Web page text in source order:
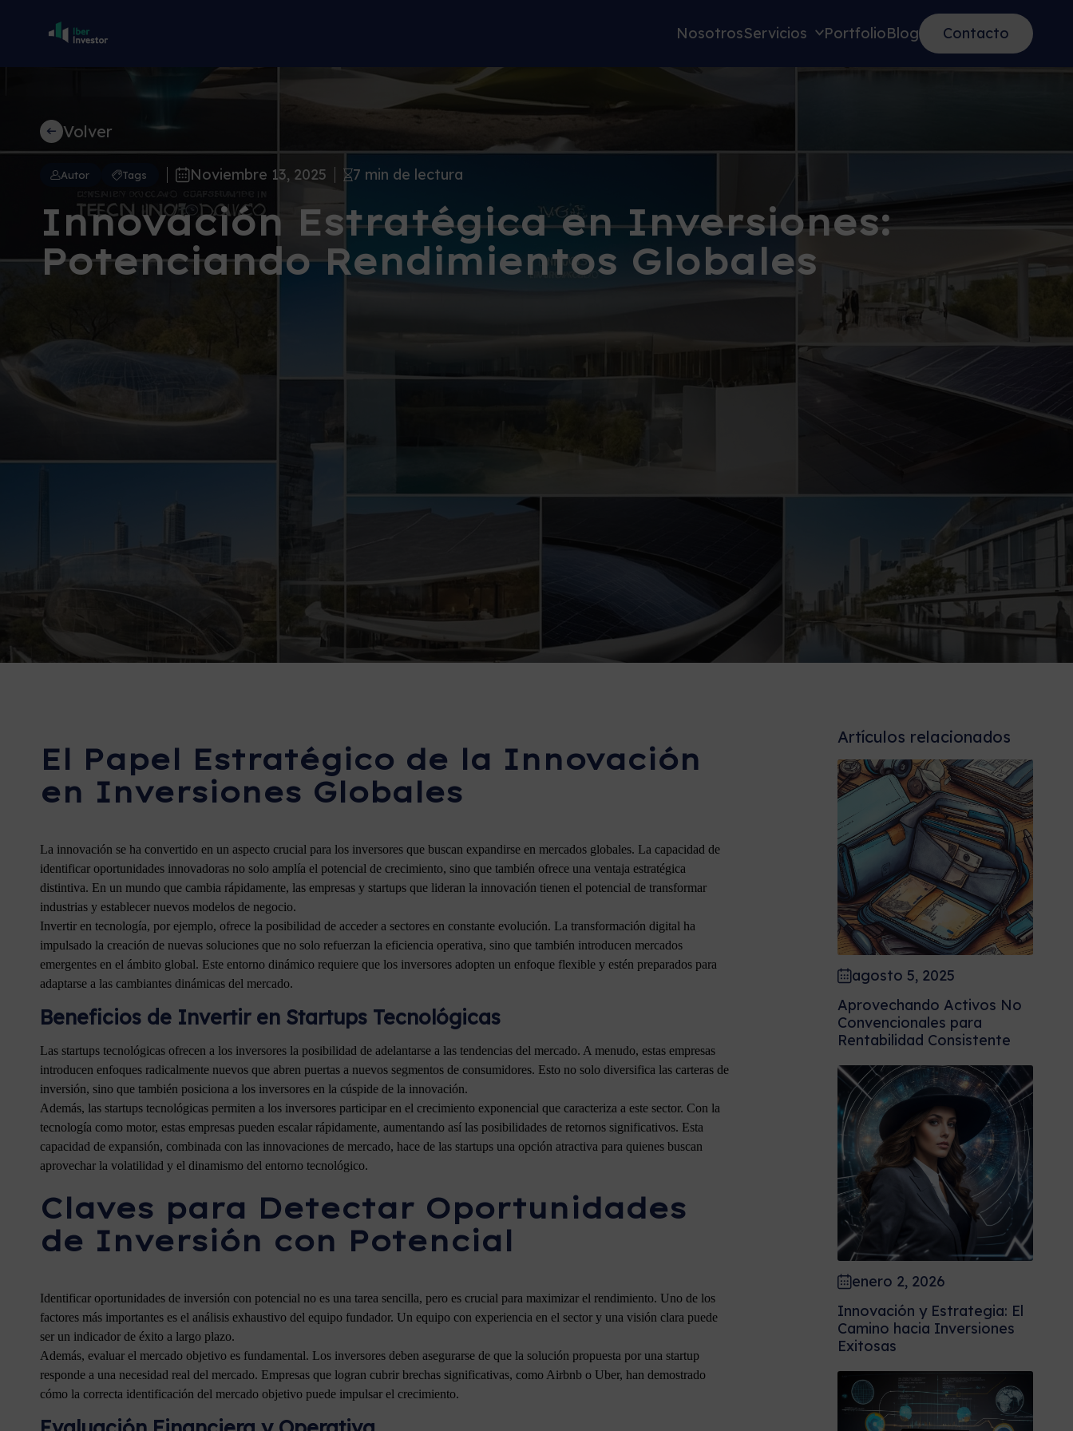
NosotrosServicios PortfolioBlog Contacto
Volver
Autor Tags Noviembre 13, 2025 7 min de lectura
Innovación Estratégica en Inversiones:
Potenciando Rendimientos Globales
El Papel Estratégico de la Innovación
en Inversiones Globales
La innovación se ha convertido en un aspecto crucial para los inversores que buscan expandirse en mercados globales. La capacidad de
identificar oportunidades innovadoras no solo amplía el potencial de crecimiento, sino que también ofrece una ventaja estratégica
distintiva. En un mundo que cambia rápidamente, las empresas y startups que lideran la innovación tienen el potencial de transformar
industrias y establecer nuevos modelos de negocio.
Invertir en tecnología, por ejemplo, ofrece la posibilidad de acceder a sectores en constante evolución. La transformación digital ha
impulsado la creación de nuevas soluciones que no solo refuerzan la eficiencia operativa, sino que también introducen mercados
emergentes en el ámbito global. Este entorno dinámico requiere que los inversores adopten un enfoque flexible y estén preparados para
adaptarse a las cambiantes dinámicas del mercado.
Beneficios de Invertir en Startups Tecnológicas
Las startups tecnológicas ofrecen a los inversores la posibilidad de adelantarse a las tendencias del mercado. A menudo, estas empresas
introducen enfoques radicalmente nuevos que abren puertas a nuevos segmentos de consumidores. Esto no solo diversifica las carteras de
inversión, sino que también posiciona a los inversores en la cúspide de la innovación.
Además, las startups tecnológicas permiten a los inversores participar en el crecimiento exponencial que caracteriza a este sector. Con la
tecnología como motor, estas empresas pueden escalar rápidamente, aumentando así las posibilidades de retornos significativos. Esta
capacidad de expansión, combinada con las innovaciones de mercado, hace de las startups una opción atractiva para quienes buscan
aprovechar la volatilidad y el dinamismo del entorno tecnológico.
Claves para Detectar Oportunidades
de Inversión con Potencial
Identificar oportunidades de inversión con potencial no es una tarea sencilla, pero es crucial para maximizar el rendimiento. Uno de los
factores más importantes es el análisis exhaustivo del equipo fundador. Un equipo con experiencia en el sector y una visión clara puede
ser un indicador de éxito a largo plazo.
Además, evaluar el mercado objetivo es fundamental. Los inversores deben asegurarse de que la solución propuesta por una startup
responde a una necesidad real del mercado. Empresas que logran cubrir brechas significativas, como Airbnb o Uber, han demostrado
cómo la correcta identificación del mercado objetivo puede impulsar el crecimiento.
Artículos relacionados
agosto 5, 2025
Aprovechando Activos No
Convencionales para
Rentabilidad Consistente
enero 2, 2026
Innovación y Estrategia: El
Camino hacia Inversiones
Exitosas